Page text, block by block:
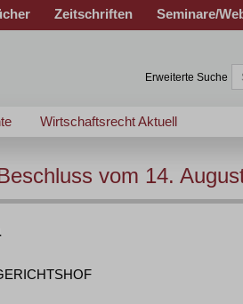
Zeitschriften Seminare/
Erweiterte Suche
Wirtschaftsrecht Aktuell
vom 14.